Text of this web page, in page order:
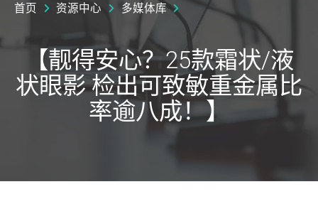
首页 资源中心 多媒体库
【靓得安心？25款霜状/液
状眼影 检出可致敏重金属比
率逾八成！】